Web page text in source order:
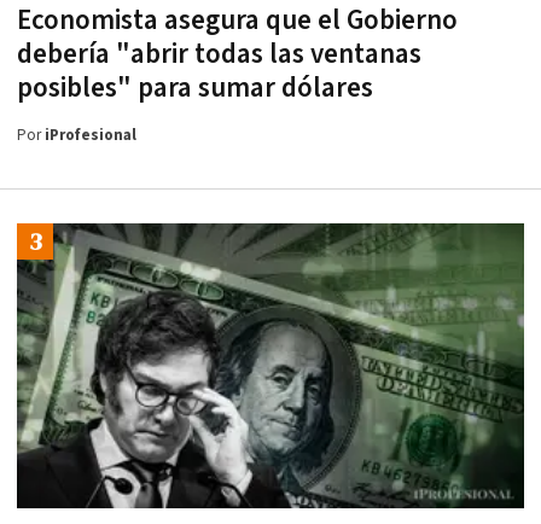
Economista asegura que el Gobierno
debería "abrir todas las ventanas
posibles" para sumar dólares
PoriProfesional